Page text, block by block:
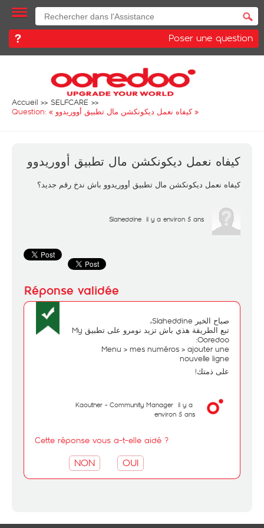
Poser une question
Accueil
SELFCARE
Question: « كيفاه نعمل ديكونكشن مال تطبيق أووريدوو»
كيفاه نعمل ديكونكشن مال تطبيق أووريدوو
كيفاه نعمل ديكونكشن مال تطبيق أووريدوو باش ندخ رقم جديد؟
Slaheddine il y a environ 5 ans
صباح الخير Slaheddine،
تبع الطريقة هذي باش تزيد نومرو على تطبيق My
Ooredoo:
Menu > mes numéros > ajouter une
nouvelle ligne
على ذمتك!
Kaouther - Community Manager il y a
environ 5 ans
Cette réponse vous a-t-elle aidé ?
NON OUI